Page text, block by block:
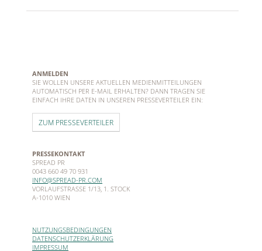
ANMELDEN
SIE WOLLEN UNSERE AKTUELLEN MEDIENMITTEILUNGEN
AUTOMATISCH PER E-MAIL ERHALTEN? DANN TRAGEN SIE
EINFACH IHRE DATEN IN UNSEREN PRESSEVERTEILER EIN:
ZUM PRESSEVERTEILER
PRESSEKONTAKT
SPREAD PR
0043 660 49 70 931
INFO@SPREAD-PR.COM
VORLAUFSTRASSE 1/13, 1. STOCK
A-1010 WIEN
NUTZUNGSBEDINGUNGEN
DATENSCHUTZERKLÄRUNG
IMPRESSUM